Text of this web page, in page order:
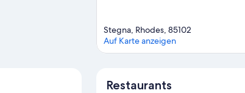
Stegna, Rhodes, 85102
Auf Karte anzeigen
Restaurants